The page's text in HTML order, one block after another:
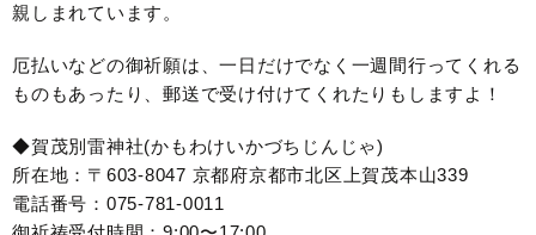
親しまれています。
厄払いなどの御祈願は、一日だけでなく一週間行ってくれる
ものもあったり、郵送で受け付けてくれたりもしますよ！
◆賀茂別雷神社(かもわけいかづちじんじゃ)
所在地：〒603-8047 京都府京都市北区上賀茂本山339
電話番号：075-781-0011